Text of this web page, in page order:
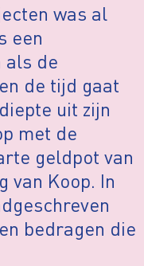
was al
een
als de
de tijd gaat
uit zijn
met de
geldpot van
van Koop. In
bedragen die